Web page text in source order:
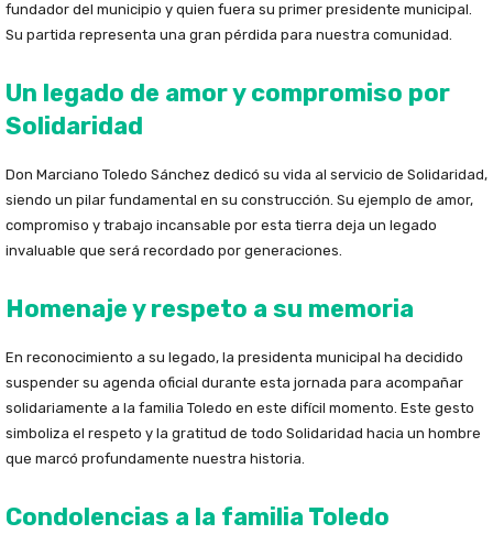
fundador del municipio y quien fuera su primer presidente municipal.
Su partida representa una gran pérdida para nuestra comunidad.
Un legado de amor y compromiso por
Solidaridad
Don Marciano Toledo Sánchez dedicó su vida al servicio de Solidaridad,
siendo un pilar fundamental en su construcción. Su ejemplo de amor,
compromiso y trabajo incansable por esta tierra deja un legado
invaluable que será recordado por generaciones.
Homenaje y respeto a su memoria
En reconocimiento a su legado, la presidenta municipal ha decidido
suspender su agenda oficial durante esta jornada para acompañar
solidariamente a la familia Toledo en este difícil momento. Este gesto
simboliza el respeto y la gratitud de todo Solidaridad hacia un hombre
que marcó profundamente nuestra historia.
Condolencias a la familia Toledo